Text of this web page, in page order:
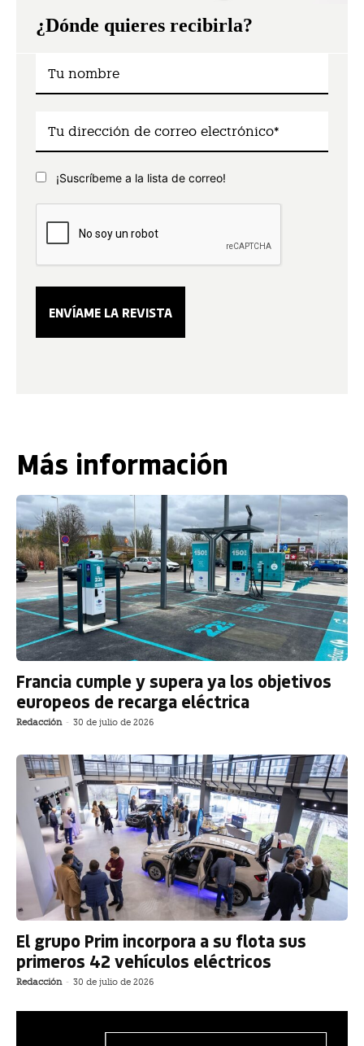
¿Dónde quieres recibirla?
¡Suscríbeme a la lista de correo!
Más información
Francia cumple y supera ya los objetivos
europeos de recarga eléctrica
Redacción - 30 de julio de 2026
El grupo Prim incorpora a su flota sus
primeros 42 vehículos eléctricos
Redacción - 30 de julio de 2026